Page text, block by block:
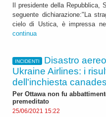
Il presidente della
seguente dichiarazione:"La
cielo di Ustica, è impressa
continua
INCIDENTI
Disastro aereo
Ukraine Airlines: i
dell'inchiesta
Per Ottawa non fu
premeditato
25/06/2021 15:22